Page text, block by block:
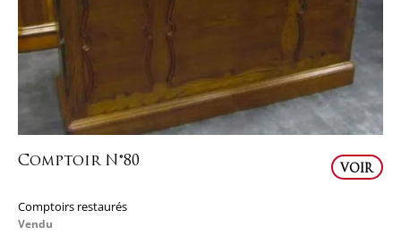
Comptoir N°80
VOIR
Comptoirs restaurés
Vendu